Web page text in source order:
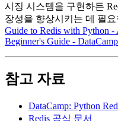
시징 시스템을 구현하든
장성을 향상시키는 데 필
Guide to Redis with Python -
Beginner's Guide - DataCamp
참고 자료
DataCamp: Python
Redis 공식 문서